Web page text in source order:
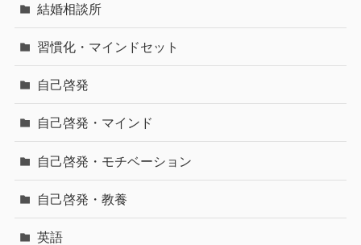
結婚相談所
習慣化・マインドセット
自己啓発
自己啓発・マインド
自己啓発・モチベーション
自己啓発・教養
英語